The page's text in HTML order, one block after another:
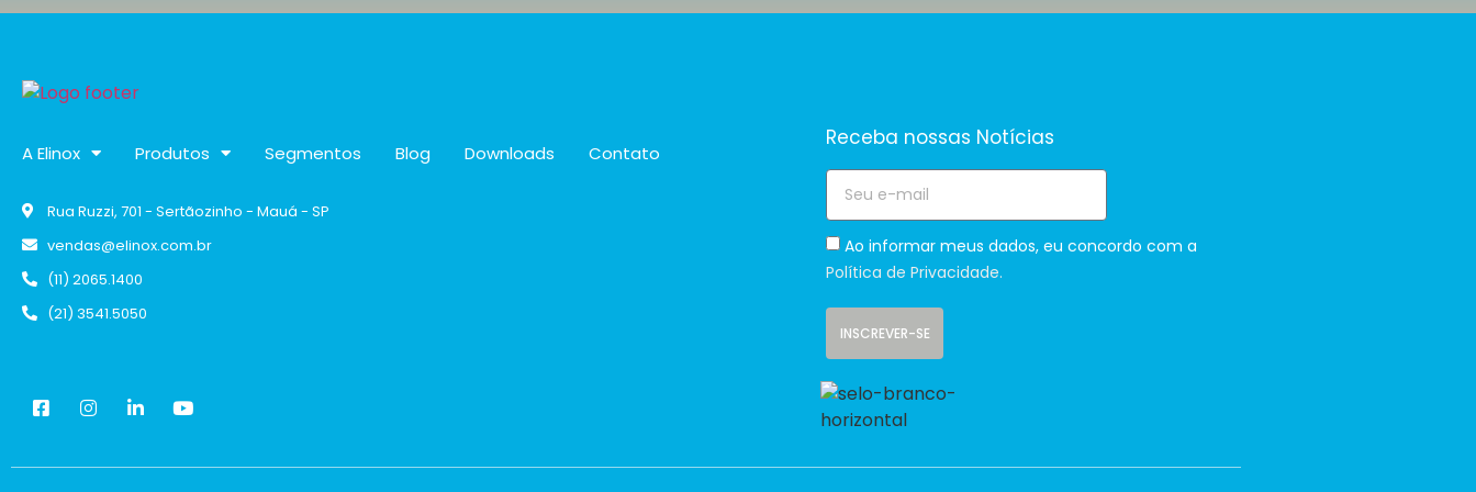
A Elinox Produtos Segmentos Blog Downloads Contato
Rua Ruzzi, 701 - Sertãozinho - Mauá - SP
vendas@elinox.com.br
(11) 2065.1400
(21) 3541.5050
Receba nossas Notícias
Ao informar meus dados, eu concordo com a
Política de Privacidade.
INSCREVER-SE